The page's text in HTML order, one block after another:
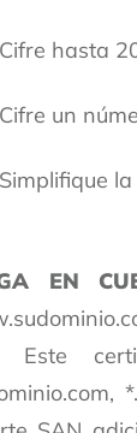
Cifre hasta
Cifre un
Simplifique
EN
Este